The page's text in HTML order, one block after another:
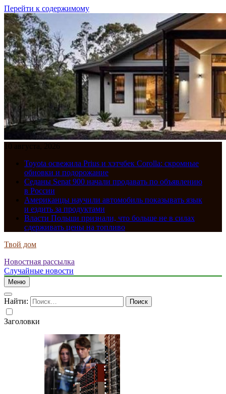
Перейти к содержимому
10 августа, 2026
Toyota освежила Prius и хэтчбек Corolla: скромные
обновки и подорожание
Седаны Senat 900 начали продавать по объявлению
в России
Американцы научили автомобиль показывать язык
и ездить за продуктами
Власти Польши признали, что больше не в силах
сдерживать цены на топливо
Твой дом
Новостная рассылка
Случайные новости
Меню
Найти:
Заголовки